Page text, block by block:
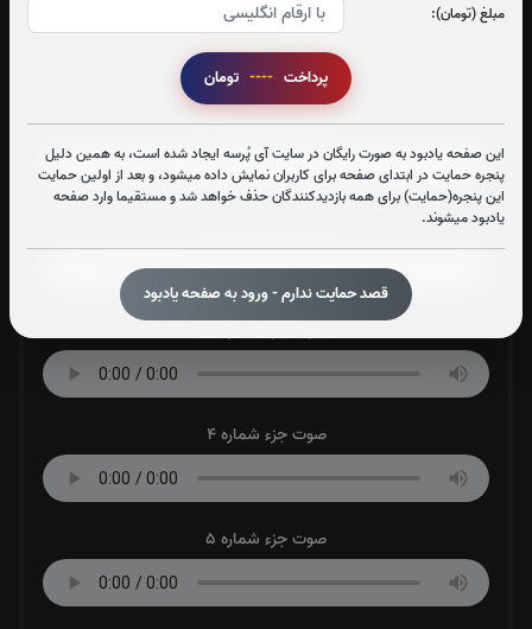
مبلغ (تومان):
پرداخت ----
این صفحه یادبود به صورت رایگان در سایت آی پُرسه ایجاد شده است، به همین دلیل
پنجره حمایت در ابتدای صفحه برای کاربران نمایش داده میشود، و بعد از اولین حمایت
این پنجره(حمایت) برای همه بازدیدکنندگان حذف خواهد شد و مستقیما وارد صفحه
یادبود میشوند.
قصد حمایت ندارم - ورود به صفحه یادبود
جزء 29
جزء 30
0بار
صوت جزء شماره 1
صوت جزء شماره 4
صوت جزء شماره 5